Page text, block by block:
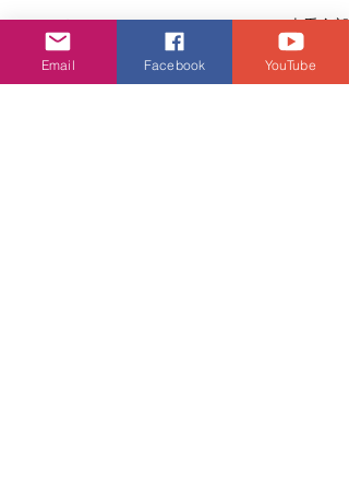
相關文章 查看全部
Email Facebook YouTube